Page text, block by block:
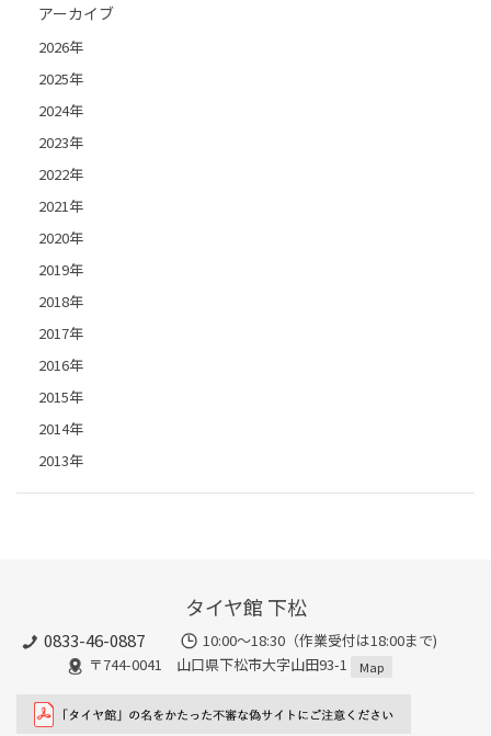
アーカイブ
2026年
2025年
2024年
2023年
2022年
2021年
2020年
2019年
2018年
2017年
2016年
2015年
2014年
2013年
タイヤ館 下松
0833-46-0887
10:00～18:30（作業受付は18:00まで)
〒744-0041 山口県下松市大字山田93-1
Map